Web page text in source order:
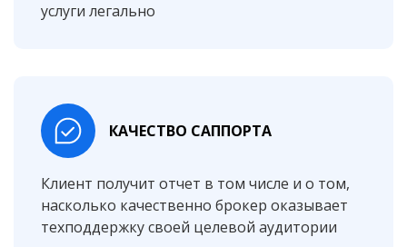
услуги легально
КАЧЕСТВО САППОРТА
Клиент получит отчет в том числе и о том,
насколько качественно брокер оказывает
техподдержку своей целевой аудитории